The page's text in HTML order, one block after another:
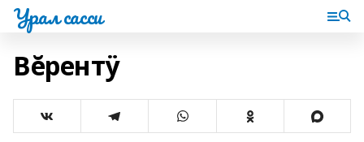
Урал сасси
Вĕрентÿ